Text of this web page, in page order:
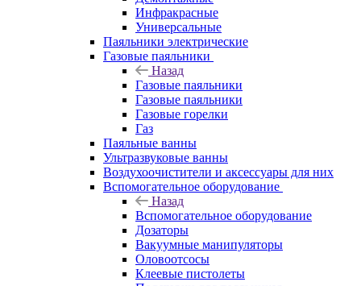
Инфракрасные
Универсальные
Паяльники электрические
Газовые паяльники
Назад
Газовые паяльники
Газовые паяльники
Газовые горелки
Газ
Паяльные ванны
Ультразвуковые ванны
Воздухоочистители и аксессуары для них
Вспомогательное оборудование
Назад
Вспомогательное оборудование
Дозаторы
Вакуумные манипуляторы
Оловоотсосы
Клеевые пистолеты